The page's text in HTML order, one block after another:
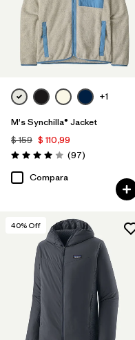
+1
M's Synchilla® Jacket
$ 159 $ 110,99
Valoración: 4.0 / 5
(97Comentarios
)
Compara
40% Off